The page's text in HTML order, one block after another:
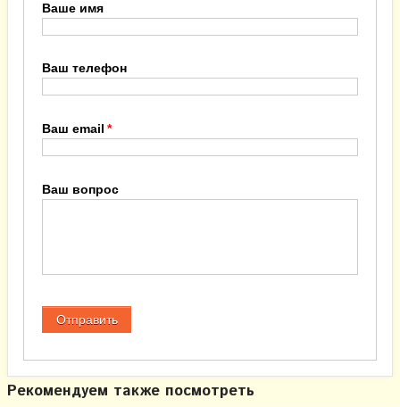
Ваше имя
Ваш телефон
Ваш email
Ваш вопрос
Рекомендуем также посмотреть